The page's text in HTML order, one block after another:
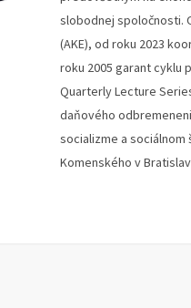
slobodnej spoločnosti.
(AKE), od roku 2023
roku 2005 garant cyklu
Quarterly Lecture
daňového
socializme a sociálnom
Komenského v